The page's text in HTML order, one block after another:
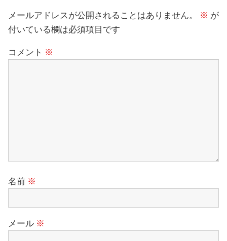
シ
ョ
ン
メールアドレスが公開されることはありません。 ※ が
付いている欄は必須項目です
コメント ※
名前 ※
メール ※